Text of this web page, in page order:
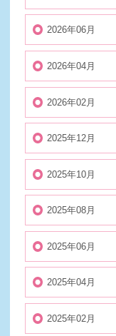
2026年06月
2026年04月
2026年02月
2025年12月
2025年10月
2025年08月
2025年06月
2025年04月
2025年02月